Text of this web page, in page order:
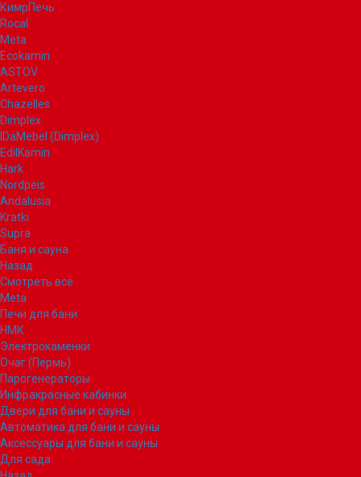
КимрПечь
Rocal
Meta
Ecokamin
ASTOV
Artevero
Chazelles
Dimplex
IDaMebel (Dimplex)
EdilKamin
Hark
Nordpeis
Andalusia
Kratki
Supra
Баня и сауна
Назад
Смотреть все
Meta
Печи для бани
НМК
Электрокаменки
Очаг (Пермь)
Парогенераторы
Инфракрасные кабинки
Двери для бани и сауны
Автоматика для бани и сауны
Аксессуары для бани и сауны
Для сада